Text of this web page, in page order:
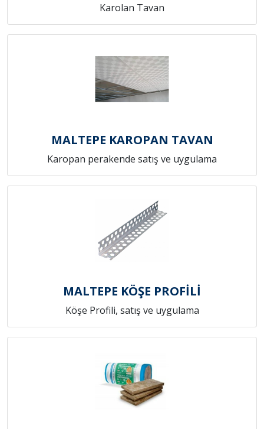
Karolan Tavan
MALTEPE KAROPAN TAVAN
Karopan perakende satış ve uygulama
MALTEPE KÖŞE PROFİLİ
Köşe Profili, satış ve uygulama